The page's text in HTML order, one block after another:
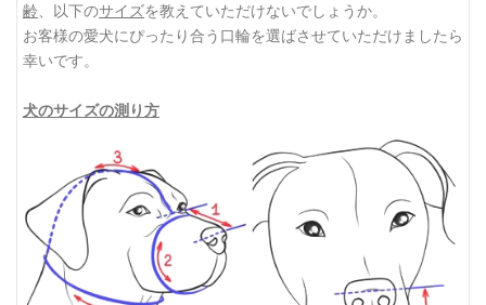
齢 、以下のサイズを教えていただけないでしょうか。
お客様の愛犬にぴったり合う口輪を選ばさせていただけましたら
幸いです。
犬のサイズの測り方